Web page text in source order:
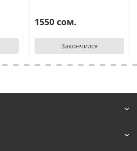
1550 сом.
Закончился